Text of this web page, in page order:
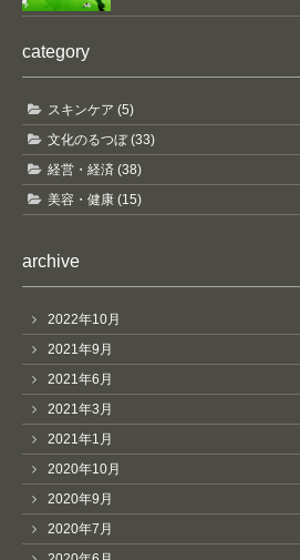
category
スキンケア (5)
文化のるつぼ (33)
経営・経済 (38)
美容・健康 (15)
archive
2022年10月
2021年9月
2021年6月
2021年3月
2021年1月
2020年10月
2020年9月
2020年7月